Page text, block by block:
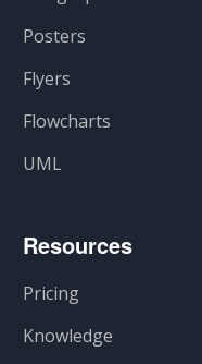
Posters
Flyers
Flowcharts
UML
Resources
Pricing
Knowledge